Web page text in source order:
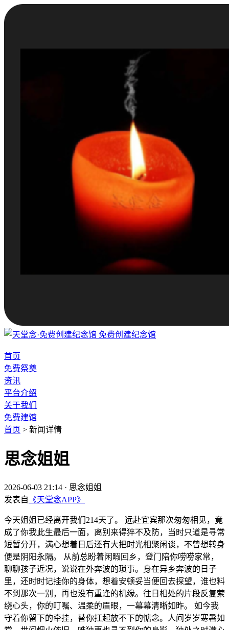
免费创建纪念馆
首页
免费祭奠
资讯
平台介绍
关于我们
免费建馆
首页 > 新闻详情
思念姐姐
2026-06-03 21:14 · 思念姐姐
发表自 《天堂念APP》
今天姐姐已经离开我们214天了。 远赴宜宾那次匆匆相见，竟
成了你我此生最后一面，离别来得猝不及防，当时只道是寻常
短暂分开，满心想着日后还有大把时光相聚闲谈，不曾想转身
便是阴阳永隔。 从前总盼着闲暇回乡，登门陪你唠唠家常，
聊聊孩子近况，说说在外奔波的琐事。身在异乡奔波的日子
里，还时时记挂你的身体，想着安顿妥当便回去探望，谁也料
不到那次一别，再也没有重逢的机缘。往日相处的片段反复萦
绕心头，你的叮嘱、温柔的眉眼，一幕幕清晰如昨。 如今我
守着你留下的牵挂，替你扛起放不下的惦念。人间岁岁寒暑如